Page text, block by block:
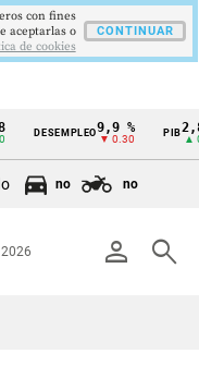
DESEMPLEO 9,9 %
▼ 0.30
2,8 %
▲ 0.10
no no
person search
con fines
aceptarlas o
de cookies
CONTINUAR